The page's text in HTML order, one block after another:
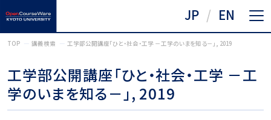
JP EN
TOP 講義検索 工学部公開講座「ひと・社会・工学 －工学のいまを知る－」, 2019
工学部公開講座「ひと・社会・工学 －工
学のいまを知る－」, 2019